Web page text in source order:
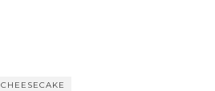
CHEESECAKE